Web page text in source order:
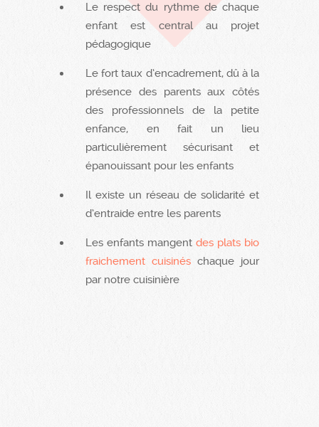
Le respect du rythme de chaque
enfant est central au projet
pédagogique
Le fort taux d’encadrement, dû à la
présence des parents aux côtés
des professionnels de la petite
enfance, en fait un lieu
particulièrement sécurisant et
épanouissant pour les enfants
Il existe un réseau de solidarité et
d’entraide entre les parents
Les enfants mangent des plats bio
fraichement cuisinés chaque jour
par notre cuisinière